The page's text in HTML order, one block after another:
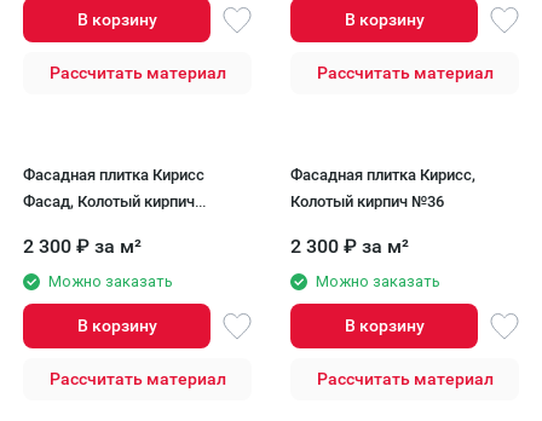
В корзину
Рассчитать материал
В корзину
Рассчитать материал
Фасадная плитка Кирисс
Фасад, Колотый кирпич
2 300 ₽ за м²
Можно заказать
В корзину
Рассчитать материал
Фасадная плитка Кирисс,
Колотый кирпич №36
2 300 ₽ за м²
Можно заказать
В корзину
Рассчитать материал